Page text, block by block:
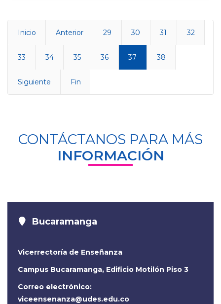
Inicio Anterior 29 30 31 32
33 34 35 36 37 38
Siguiente Fin
CONTÁCTANOS PARA MÁS
INFORMACIÓN
Bucaramanga
Vicerrectoría de Enseñanza
Campus Bucaramanga, Edificio Motilón Piso 3
Correo electrónico:
viceensenanza@udes.edu.co